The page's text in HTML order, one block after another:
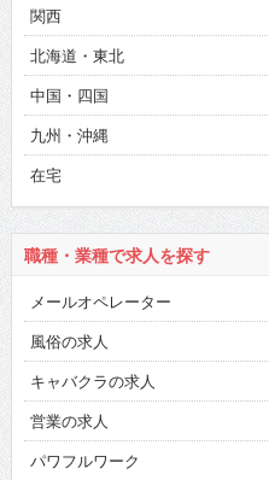
関西
北海道・東北
中国・四国
九州・沖縄
在宅
職種・業種で求人を探す
メールオペレーター
風俗の求人
キャバクラの求人
営業の求人
パワフルワーク